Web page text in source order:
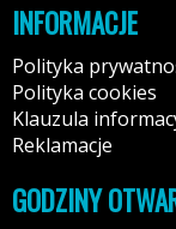
INFORMACJE
Polityka
Polityka cookies
Klauzula
Reklamacje
GODZINY